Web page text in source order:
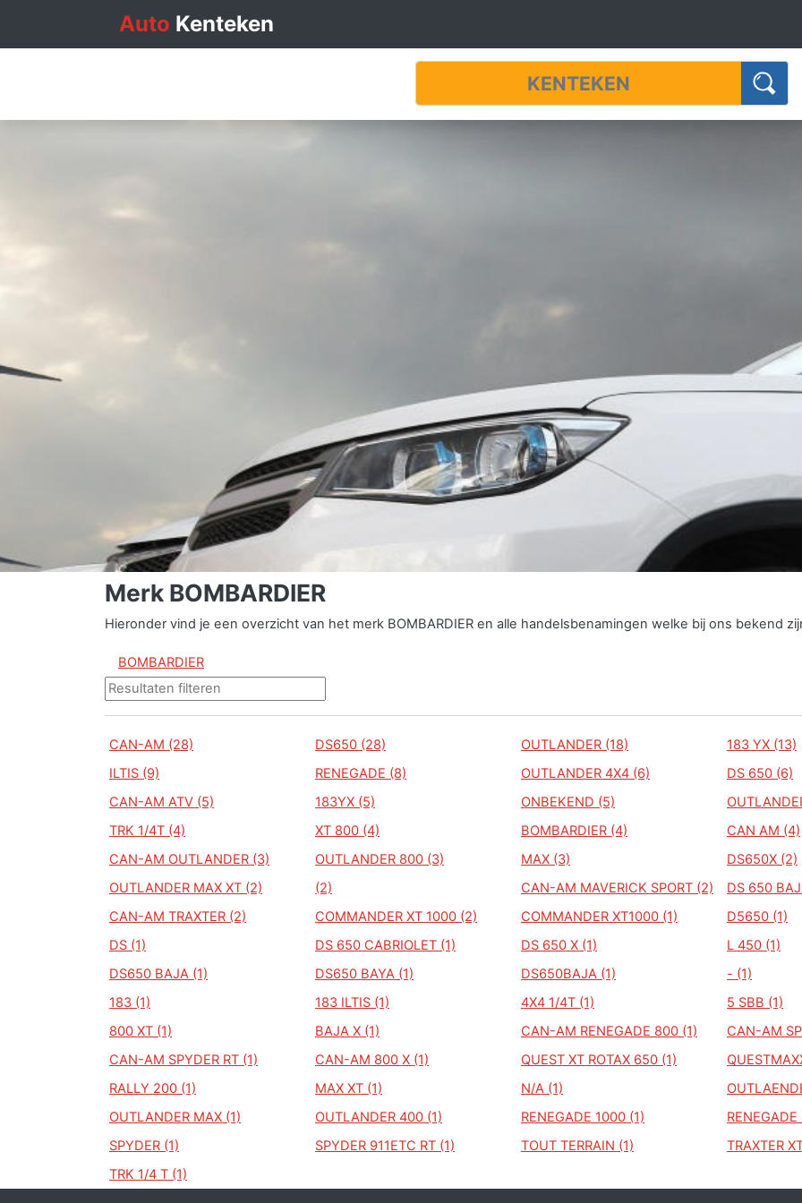
Auto Kenteken
Merk BOMBARDIER
Hieronder vind je een overzicht van het merk BOMBARDIER en alle handelsbenamingen welke bij ons bekend
BOMBARDIER
CAN-AM (28) DS650 (28) OUTLANDER (18)
183 YX (13)
ILTIS (9)
RENEGADE (8) OUTLANDER 4X4 (6)
DS 650 (6)
CAN-AM ATV (5)
183YX (5) ONBEKEND (5)
TRK 1/4T (4)
XT 800 (4) BOMBARDIER (4)
CAN AM (4)
CAN-AM OUTLANDER (3)
OUTLANDER 800 (3) MAX (3)
DS650X (2)
OUTLANDER MAX XT (2)
(2) CAN-AM MAVERICK SPORT (2)
DS 650
CAN-AM TRAXTER (2)
COMMANDER XT 1000 (2) COMMANDER XT1000 (1)
D5650 (1)
DS (1)
DS 650 CABRIOLET (1) DS 650 X (1)
L 450 (1)
DS650 BAJA (1)
DS650 BAYA (1) DS650BAJA (1)
- (1)
183 (1)
183 ILTIS (1) 4X4 1/4T (1)
5 SBB (1)
800 XT (1)
BAJA X (1) CAN-AM RENEGADE 800 (1)
CAN-AM
CAN-AM SPYDER RT (1)
CAN-AM 800 X (1) QUEST XT ROTAX 650 (1)
RALLY 200 (1)
MAX XT (1) N/A (1)
OUTLANDER MAX (1)
OUTLANDER 400 (1) RENEGADE 1000 (1)
SPYDER (1)
SPYDER 911ETC RT (1) TOUT TERRAIN (1)
TRAXTER
TRK 1/4 T (1)